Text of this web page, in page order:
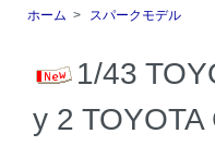
ホーム > スパークモデル
1/43
y 2